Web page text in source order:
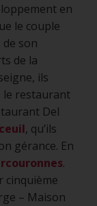
en
le couple
son
de la
ils
le restaurant
Del
, qu’ils
gérance. En
.
cinquième
– Maison